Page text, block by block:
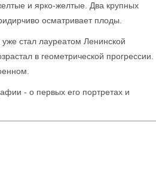
и ярко-желтые. Два крупных
осматривает плоды.
стал лауреатом Ленинской
в геометрической прогрессии.
- о первых его портретах и